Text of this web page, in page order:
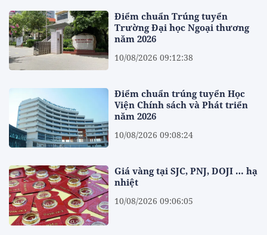
Điểm chuẩn Trúng tuyển
Trường Đại học Ngoại thương
năm 2026
10/08/2026 09:12:38
Điểm chuẩn trúng tuyển Học
Viện Chính sách và Phát triển
năm 2026
10/08/2026 09:08:24
Giá vàng tại SJC, PNJ, DOJI … hạ
nhiệt
10/08/2026 09:06:05